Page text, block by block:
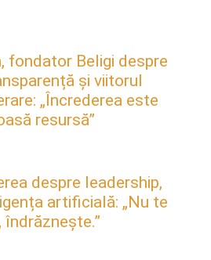
fondator Beligi despre
și viitorul
„Încrederea este
resursă”
despre leadership,
artificială: „Nu te